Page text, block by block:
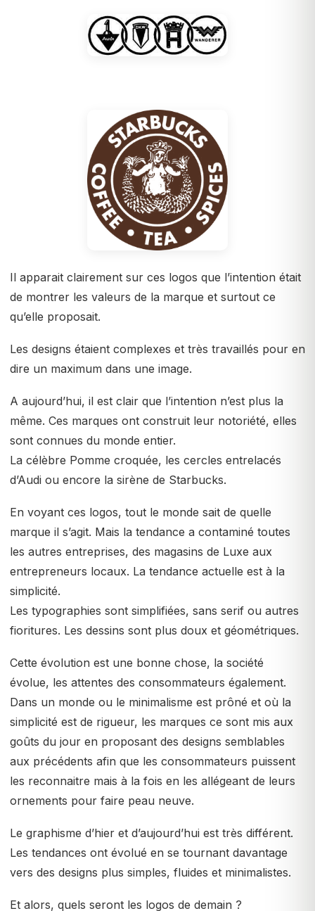
Il apparait clairement sur ces logos que l’intention était
de montrer les valeurs de la marque et surtout ce
qu’elle proposait.
Les designs étaient complexes et très travaillés pour en
dire un maximum dans une image.
A aujourd’hui, il est clair que l’intention n’est plus la
même. Ces marques ont construit leur notoriété, elles
sont connues du monde entier.
La célèbre Pomme croquée, les cercles entrelacés
d’Audi ou encore la sirène de Starbucks.
En voyant ces logos, tout le monde sait de quelle
marque il s’agit. Mais la tendance a contaminé toutes
les autres entreprises, des magasins de Luxe aux
entrepreneurs locaux. La tendance actuelle est à la
simplicité.
Les typographies sont simplifiées, sans serif ou autres
fioritures. Les dessins sont plus doux et géométriques.
Cette évolution est une bonne chose, la société
évolue, les attentes des consommateurs également.
Dans un monde ou le minimalisme est prôné et où la
simplicité est de rigueur, les marques ce sont mis aux
goûts du jour en proposant des designs semblables
aux précédents afin que les consommateurs puissent
les reconnaitre mais à la fois en les allégeant de leurs
ornements pour faire peau neuve.
Le graphisme d’hier et d’aujourd’hui est très différent.
Les tendances ont évolué en se tournant davantage
vers des designs plus simples, fluides et minimalistes.
Et alors, quels seront les logos de demain ?